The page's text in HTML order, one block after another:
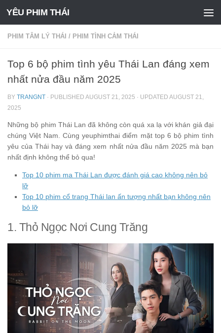
Skip to content
YÊU PHIM THÁI
PHIM TÂM LÝ THÁI / PHIM TÌNH CẢM THÁI
Top 6 bộ phim tình yêu Thái Lan đáng xem
nhất nửa đầu năm 2025
BY TRANGNT · PUBLISHED AUGUST 21, 2025 · UPDATED AUGUST 21,
2025
Những bộ phim Thái Lan đã không còn quá xa lạ với khán giả đại
chúng Việt Nam. Cùng yeuphimthai điểm mặt top 6 bộ phim tình
yêu của Thái hay và đáng xem nhất nửa đầu năm 2025 mà bạn
nhất định không thể bỏ qua!
Top 10 phim ma Thái Lan được đánh giá cao không nên bỏ
lỡ
Top 10 phim cổ trang Thái lan ấn tượng nhất bạn không nên
bỏ lỡ
1. Thỏ Ngọc Nơi Cung Trăng